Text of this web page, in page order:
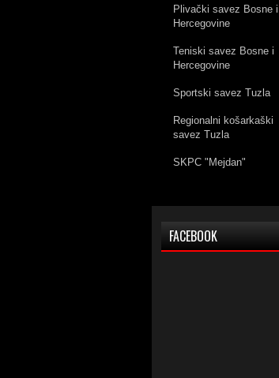
Plivački savez Bosne i
Hercegovine
Teniski savez Bosne i
Hercegovine
Sportski savez Tuzla
Regionalni košarkaški
savez Tuzla
SKPC "Mejdan"
FACEBOOK